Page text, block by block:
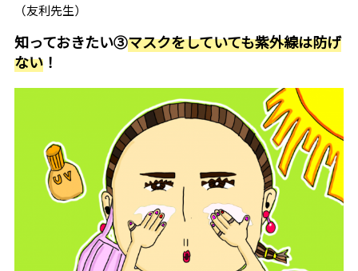
（友利先生）
知っておきたい③マスクをしていても紫外線は防げ
ない！